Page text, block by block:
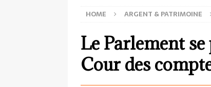
HOME ARGENT & PATRIMOINE
Le Parlement
Cour des